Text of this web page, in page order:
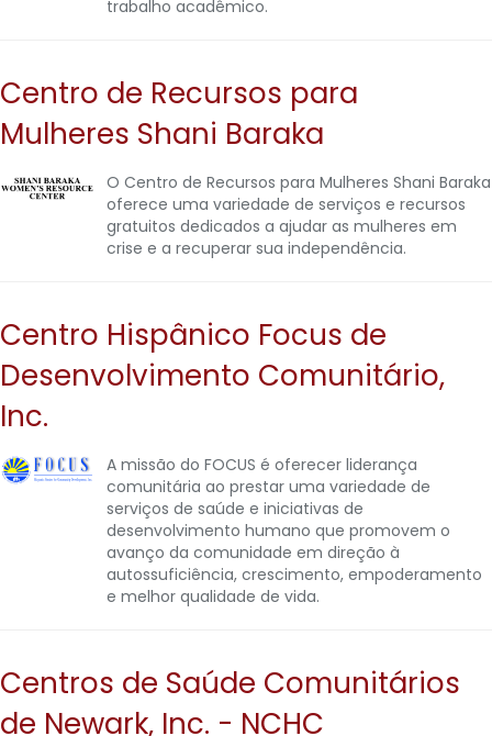
trabalho acadêmico.
Centro de Recursos para
Mulheres Shani Baraka
O Centro de Recursos para Mulheres Shani Baraka
oferece uma variedade de serviços e recursos
gratuitos dedicados a ajudar as mulheres em
crise e a recuperar sua independência.
Centro Hispânico Focus de
Desenvolvimento Comunitário,
Inc.
A missão do FOCUS é oferecer liderança
comunitária ao prestar uma variedade de
serviços de saúde e iniciativas de
desenvolvimento humano que promovem o
avanço da comunidade em direção à
autossuficiência, crescimento, empoderamento
e melhor qualidade de vida.
Centros de Saúde Comunitários
de Newark, Inc. - NCHC